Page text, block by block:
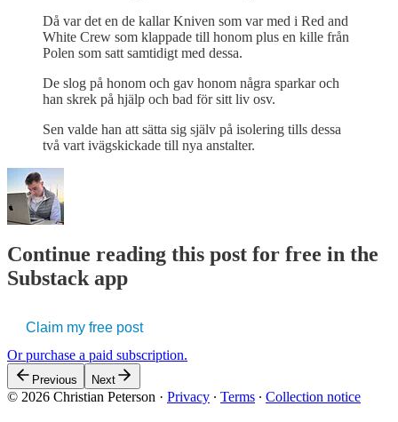
Då var det en de kallar Kniven som var med i Red and
White Crew som klappade till honom plus en kille från
Polen som satt samtidigt med dessa.
De slog på honom och gav honom några sparkar och
han skrek på hjälp och bad för sitt liv osv.
Sen valde han att sätta sig själv på isolering tills dessa
två vart ivägskickade till nya anstalter.
Continue reading this post for free in the
Substack app
Claim my free post
Or purchase a paid subscription.
Previous Next
© 2026 Christian Peterson · Privacy ∙ Terms ∙ Collection notice